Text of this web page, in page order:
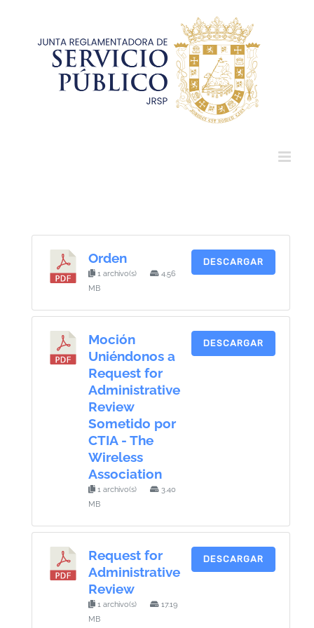
contenido
Orden
1 archivo(s)
4.56
MB
DESCARGAR
Moción
Uniéndonos a
Request for
Administrative
Review
Sometido por
CTIA - The
Wireless
Association
1 archivo(s)
3.40
MB
DESCARGAR
Request for
Administrative
Review
1 archivo(s)
17.19
MB
DESCARGAR